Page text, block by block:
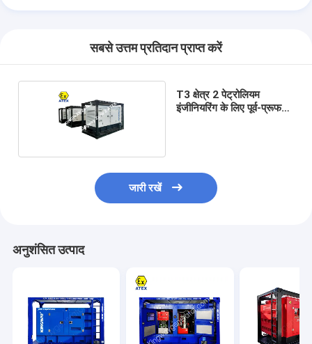
सबसे उत्तम प्रतिदान प्राप्त करें
T3 क्षेत्र 2 पेट्रोलियम
इंजीनियरिंग के लिए पूर्व-प्रूफ
जारी रखें
अनुशंसित उत्पाद